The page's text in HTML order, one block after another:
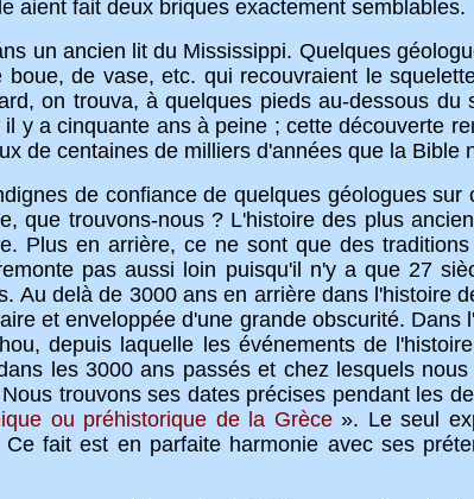
aient fait deux briques exactement semblables.
ancien lit du Mississippi. Quelques
de vase, etc. qui recouvraient le
on trouva, à quelques pieds au-dessous du
y a cinquante ans à peine ; cette découverte
de centaines de milliers d'années que la Bible
de confiance de quelques géologues sur
que trouvons-nous ? L'histoire des plus
Plus en arrière, ce ne sont que des
pas aussi loin puisqu'il n'y a que 27
Au delà de 3000 ans en arrière dans l'histoire
et enveloppée d'une grande obscurité. Dans
depuis laquelle les événements de
les 3000 ans passés et chez lesquels
trouvons ses dates précises pendant les
ou préhistorique de la Grèce». Le seul
fait est en parfaite harmonie avec ses